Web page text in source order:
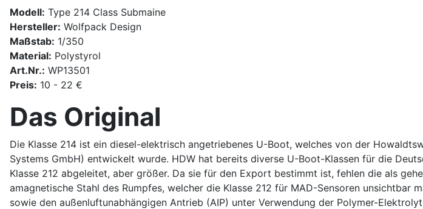
Modell: Type 214 Class Submaine
Hersteller: Wolfpack Design
Maßstab: 1/350
Material: Polystyrol
Art.Nr.: WP13501
Preis: 10 - 22 €
Das Original
Die Klasse 214 ist ein diesel-elektrisch angetriebenes U-Boot, welches von der
Systems GmbH) entwickelt wurde. HDW hat bereits diverse U-Boot-Klassen für die
Klasse 212 abgeleitet, aber größer. Da sie für den Export bestimmt ist, fehlen die als
amagnetische Stahl des Rumpfes, welcher die Klasse 212 für MAD-Sensoren unsichtbar
sowie den außenluftunabhängigen Antrieb (AIP) unter Verwendung der Polymer-